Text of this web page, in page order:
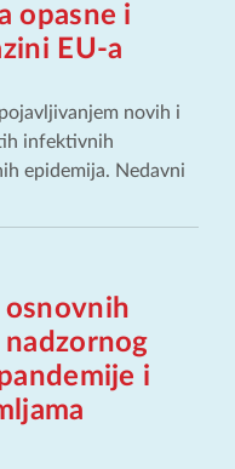
opasne i
EU-a
novih i
infektivnih
epidemija. Nedavni
osnovnih
i